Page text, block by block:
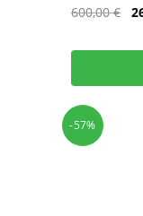
600,00€
-57%